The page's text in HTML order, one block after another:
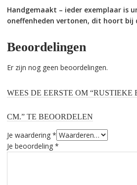
Handgemaakt – ieder exemplaar is
oneffenheden vertonen, dit hoort bij
Beoordelingen
Er zijn nog geen beoordelingen.
WEES DE EERSTE OM “RUSTIEKE
CM.” TE BEOORDELEN
Je waardering *
Je beoordeling *